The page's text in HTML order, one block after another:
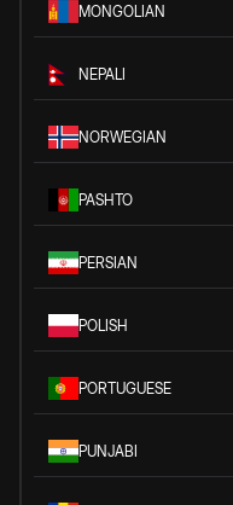
MONGOLIAN
NEPALI
NORWEGIAN
PASHTO
PERSIAN
POLISH
PORTUGUESE
PUNJABI